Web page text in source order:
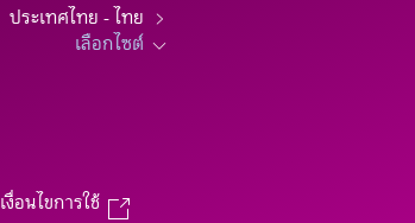
ประเทศไทย - ไทย
เลือกไซต์
เงื่อนไขการใช้